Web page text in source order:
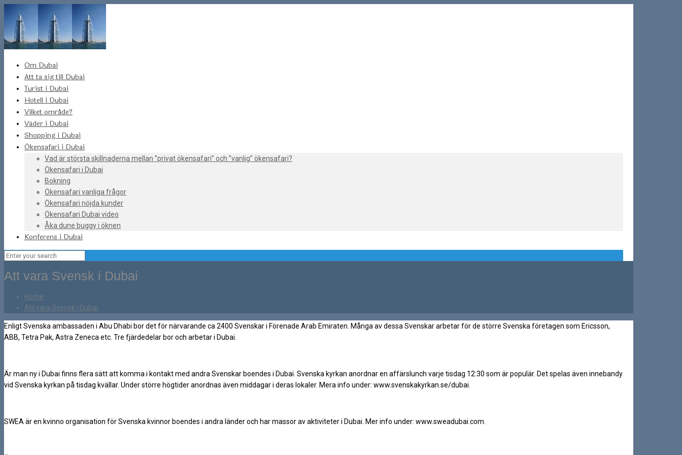
Om Dubai
Att ta sig till Dubai
Turist i Dubai
Hotell i Dubai
Vilket område?
Väder i Dubai
Shopping i Dubai
Ökensafari i Dubai
Vad är största skillnaderna mellan ”privat ökensafari” och ”vanlig” ökensafari?
Ökensafari i Dubai
Bokning
Ökensafari vanliga frågor
Ökensafari nöjda kunder
Ökensafari Dubai video
Åka dune buggy i öknen
Konferens i Dubai
Att vara Svensk i Dubai
Home
Att vara Svensk i Dubai
Enligt Svenska ambassaden i Abu Dhabi bor det för närvarande ca 2400 Svenskar i Förenade Arab Emiraten. Många av dessa Svenskar arbetar för de större Svenska företagen som Ericsson,
ABB, Tetra Pak, Astra Zeneca etc. Tre fjärdedelar bor och arbetar i Dubai.
Är man ny i Dubai finns flera sätt att komma i kontakt med andra Svenskar boendes i Dubai. Svenska kyrkan anordnar en affärslunch varje tisdag 12:30 som är populär. Det spelas även innebandy
vid Svenska kyrkan på tisdag kvällar. Under större högtider anordnas även middagar i deras lokaler. Mera info under: www.svenskakyrkan.se/dubai.
SWEA är en kvinno organisation för Svenska kvinnor boendes i andra länder och har massor av aktiviteter i Dubai. Mer info under: www.sweadubai.com.